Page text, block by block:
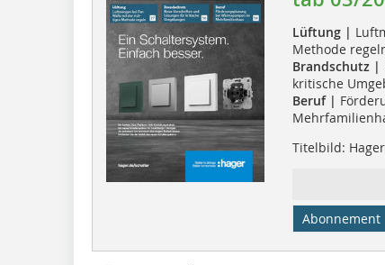
Lüftung |
Methode
Brandschutz |
kritische
Beruf |
Titelbild: Hager
Abonnement